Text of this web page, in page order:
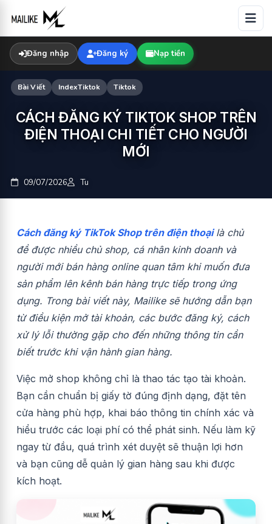
content
Đăng nhập Đăng ký Nạp tiền
Bài Viết IndexTiktok Tiktok
CÁCH ĐĂNG KÝ TIKTOK SHOP TRÊN
ĐIỆN THOẠI CHI TIẾT CHO NGƯỜI
MỚI
09/07/2026 Tu
Cách đăng ký TikTok Shop trên điện thoạilà chủ
đề được nhiều chủ shop, cá nhân kinh doanh và
người mới bán hàng online quan tâm khi muốn đưa
sản phẩm lên kênh bán hàng trực tiếp trong ứng
dụng. Trong bài viết này, Mailike sẽ hướng dẫn bạn
từ điều kiện mở tài khoản, các bước đăng ký, cách
xử lý lỗi thường gặp cho đến những thông tin cần
biết trước khi vận hành gian hàng.
Việc mở shop không chỉ là thao tác tạo tài khoản.
Bạn cần chuẩn bị giấy tờ đúng định dạng, đặt tên
cửa hàng phù hợp, khai báo thông tin chính xác và
hiểu trước các loại phí có thể phát sinh. Nếu làm kỹ
ngay từ đầu, quá trình xét duyệt sẽ thuận lợi hơn
và bạn cũng dễ quản lý gian hàng sau khi được
kích hoạt.